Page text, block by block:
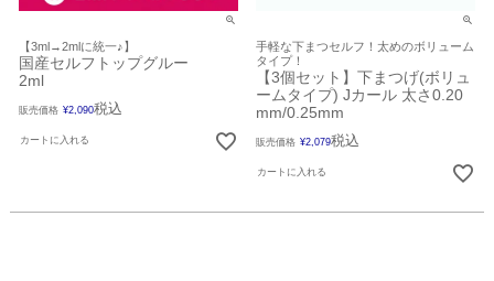
【3ml→2mlに統一♪】
国産セルフトップグルー
2ml
販売価格 ¥2,090税込
カートに入れる
手軽な下まつセルフ！太めのボリューム
タイプ！
【3個セット】下まつげ(ボリュ
ームタイプ) Jカール 太さ0.20
mm/0.25mm
販売価格 ¥2,079税込
カートに入れる